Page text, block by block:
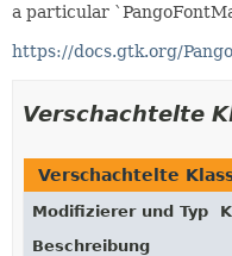
a particular
https://docs.gtk.org/
Verschachtelte
Verschachtelte
Modifizierer und Typ
Beschreibung